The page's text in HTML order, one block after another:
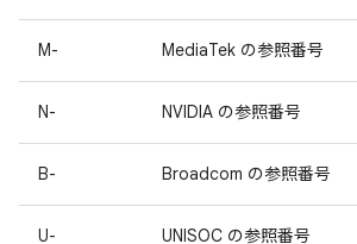
M- MediaTek の参照番号
N- NVIDIA の参照番号
B- Broadcom の参照番号
U- UNISOC の参照番号